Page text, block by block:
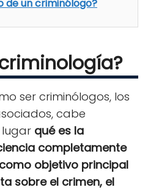
de un criminólogo?
ser criminólogos, los
cabe
lugar qué es la
completamente
objetivo principal
sobre el crimen, el